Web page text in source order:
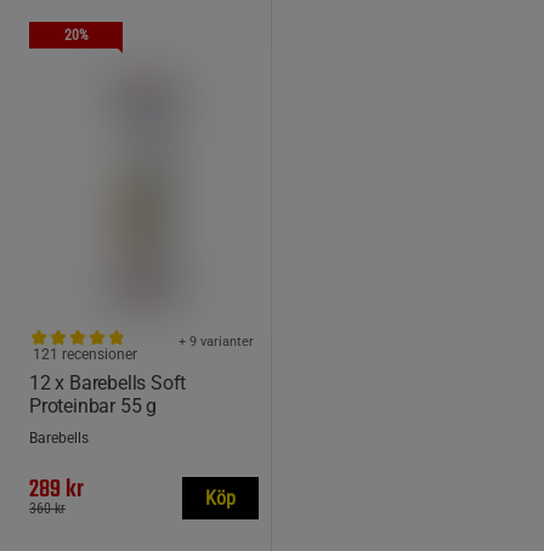
20%
12 x Barebells Soft
Proteinbar 55 g
+ 9 varianter
121 recensioner
Barebells
289 kr
360 kr Köp